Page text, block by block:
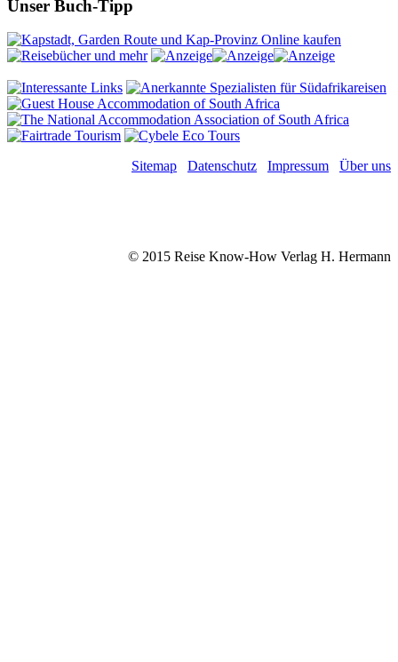
Unser Buch-Tipp
Sitemap Datenschutz Impressum Über uns
© 2015 Reise Know-How Verlag H. Hermann